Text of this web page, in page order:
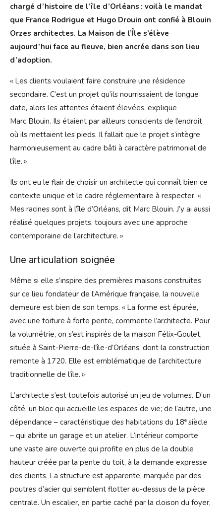
chargé d’histoire de l’île d’Orléans : voilà le mandat
que France Rodrigue et Hugo Drouin ont confié à Blouin
Orzes architectes. La Maison de l’Île s’élève
aujourd’hui face au fleuve, bien ancrée dans son lieu
d’adoption.
« Les clients voulaient faire construire une résidence
secondaire. C’est un projet qu’ils nourrissaient de longue
date, alors les attentes étaient élevées, explique
Marc Blouin. Ils étaient par ailleurs conscients de l’endroit
où ils mettaient les pieds. Il fallait que le projet s’intègre
harmonieusement au cadre bâti à caractère patrimonial de
l’île. »
Ils ont eu le flair de choisir un architecte qui connaît bien ce
contexte unique et le cadre réglementaire à respecter. «
Mes racines sont à l’île d’Orléans, dit Marc Blouin. J’y ai aussi
réalisé quelques projets, toujours avec une approche
contemporaine de l’architecture. »
Une articulation soignée
Même si elle s’inspire des premières maisons construites
sur ce lieu fondateur de l’Amérique française, la nouvelle
demeure est bien de son temps. « La forme est épurée,
avec une toiture à forte pente, commente l’architecte. Pour
la volumétrie, on s’est inspirés de la maison Félix-Goulet,
située à Saint-Pierre-de-l’île-d’Orléans, dont la construction
remonte à 1720. Elle est emblématique de l’architecture
traditionnelle de l’île. »
L’architecte s’est toutefois autorisé un jeu de volumes. D’un
côté, un bloc qui accueille les espaces de vie; de l’autre, une
dépendance – caractéristique des habitations du 18e siècle
– qui abrite un garage et un atelier. L’intérieur comporte
une vaste aire ouverte qui profite en plus de la double
hauteur créée par la pente du toit, à la demande expresse
des clients. La structure est apparente, marquée par des
poutres d’acier qui semblent flotter au-dessus de la pièce
centrale. Un escalier, en partie caché par la cloison du foyer,